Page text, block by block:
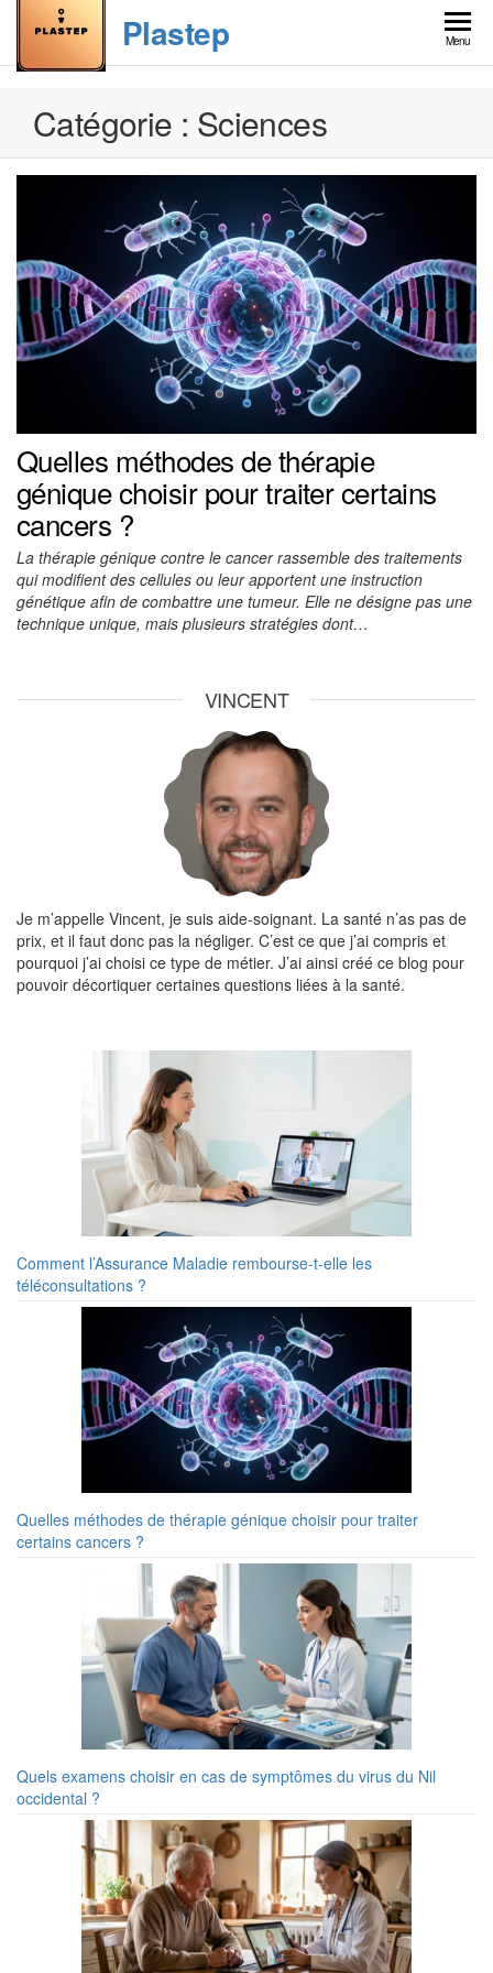
the
content
Plastep Menu
Catégorie : Sciences
Quelles méthodes de thérapie
génique choisir pour traiter certains
cancers ?
La thérapie génique contre le cancer rassemble des traitements
qui modifient des cellules ou leur apportent une instruction
génétique afin de combattre une tumeur. Elle ne désigne pas une
technique unique, mais plusieurs stratégies dont…
VINCENT
Je m’appelle Vincent, je suis aide-soignant. La santé n’as pas de
prix, et il faut donc pas la négliger. C’est ce que j’ai compris et
pourquoi j’ai choisi ce type de métier. J’ai ainsi créé ce blog pour
pouvoir décortiquer certaines questions liées à la santé.
Comment l’Assurance Maladie rembourse-t-elle les
téléconsultations ?
Quelles méthodes de thérapie génique choisir pour traiter
certains cancers ?
Quels examens choisir en cas de symptômes du virus du Nil
occidental ?